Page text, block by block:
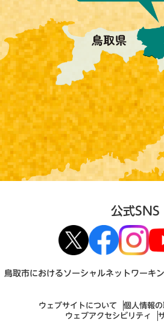
公式SNS
鳥取市におけるソーシャルネットワーキ
ウェブサイトについて
個人情報
ウェブアクセシビリティ